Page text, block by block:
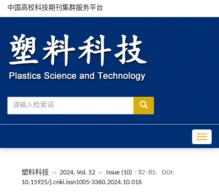
中国高校科技期刊集群服务平台
塑料科技 ›› 2024, Vol. 52 ›› Issue (10) : 82 -85.
DOI:
10.15925/j.cnki.issn1005-3360.2024.10.016